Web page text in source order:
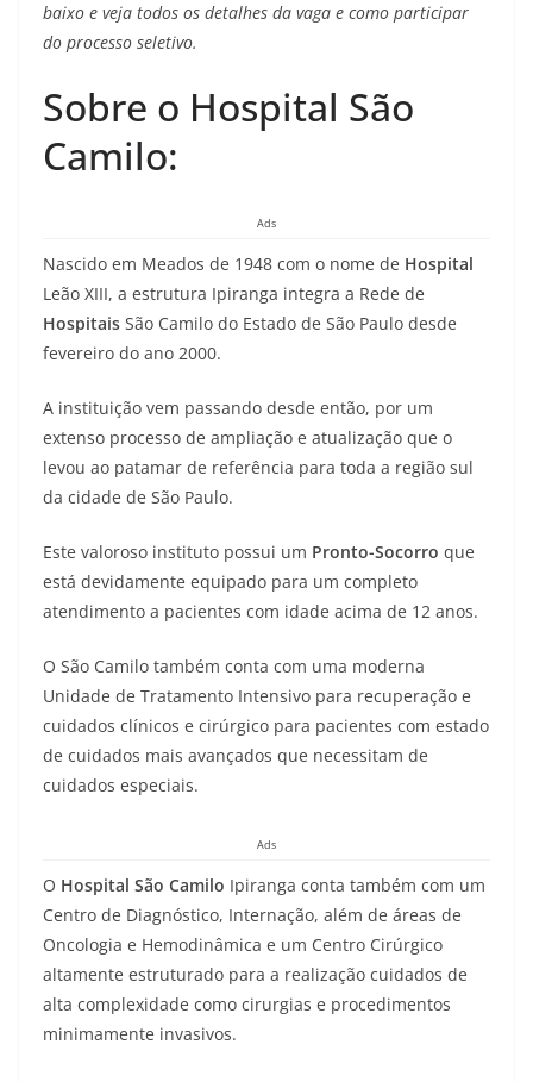
baixo e veja todos os detalhes da vaga e como participar
do processo seletivo.
Sobre o Hospital São
Camilo:
Ads
Nascido em Meados de 1948 com o nome de Hospital
Leão XIII, a estrutura Ipiranga integra a Rede de
Hospitais São Camilo do Estado de São Paulo desde
fevereiro do ano 2000.
A instituição vem passando desde então, por um
extenso processo de ampliação e atualização que o
levou ao patamar de referência para toda a região sul
da cidade de São Paulo.
Este valoroso instituto possui um Pronto-Socorro que
está devidamente equipado para um completo
atendimento a pacientes com idade acima de 12 anos.
O São Camilo também conta com uma moderna
Unidade de Tratamento Intensivo para recuperação e
cuidados clínicos e cirúrgico para pacientes com estado
de cuidados mais avançados que necessitam de
cuidados especiais.
Ads
O Hospital São Camilo Ipiranga conta também com um
Centro de Diagnóstico, Internação, além de áreas de
Oncologia e Hemodinâmica e um Centro Cirúrgico
altamente estruturado para a realização cuidados de
alta complexidade como cirurgias e procedimentos
minimamente invasivos.